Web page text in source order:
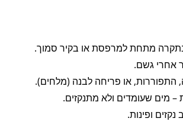
מתחת למרפסת או בקיר סמוך.
אחרי גשם.
התפוררות, או פריחה לבנה (מלחים).
– מים שעומדים ולא מתנקזים.
נקזים ופינות.